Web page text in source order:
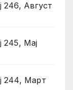
246, Август
245, Мај
244, Март